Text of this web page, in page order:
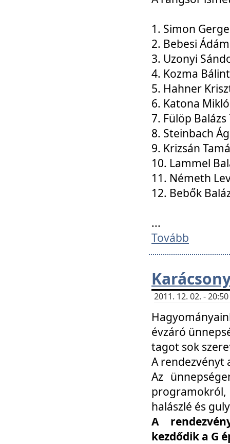
1. Simon
2. Bebesi
3. Uzonyi
4. Kozma
5. Hahner
6. Katona
7. Fülöp
8. Steinbach
9. Krizsán
10. Lammel
11. Németh
12. Bebők
...
Tovább
2011. 12. 02. -
évzáró
tagot sok
A rendezvényt
Az
halászlé és
A
kezdődik a G